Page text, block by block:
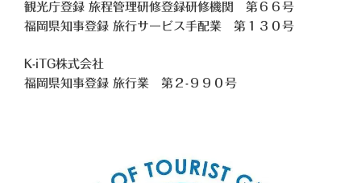
観光庁登録 旅程管理研修登録研修機関 第６６号
福岡県知事登録 旅行サービス手配業 第１３０号
K-iTG株式会社
福岡県知事登録 旅行業 第２-９９０号